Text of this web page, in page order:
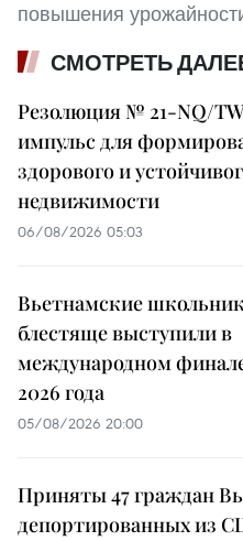
повышения
СМОТРЕТЬ
Резолюция № 21-NQ/
импульс для
здорового и
недвижимости
06/08/2026 05:03
Вьетнамские
блестяще выступили в
международном
2026 года
05/08/2026 20:00
Приняты 47 граждан
депортированных из